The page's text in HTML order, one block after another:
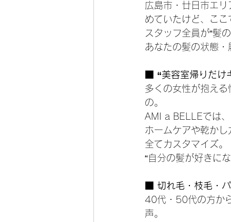
広島市・廿日市エ
めていたけど、ここ
スタッフ全員が“髪
あなたの髪の状態・
■ “美容室帰りだけ
多くの女性が抱え
の。
AMI a BELLEでは、
ホームケアや乾か
全てカスタマイズ。
“自分の髪が好きに
■ 切れ毛・枝毛・
40代・50代の方か
声。